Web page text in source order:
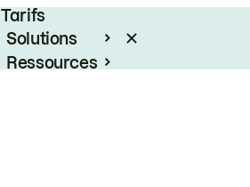
Tarifs
Solutions
Ressources